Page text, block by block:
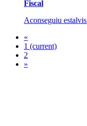
Fiscal
Aconseguiu
«
1 (current)
2
»